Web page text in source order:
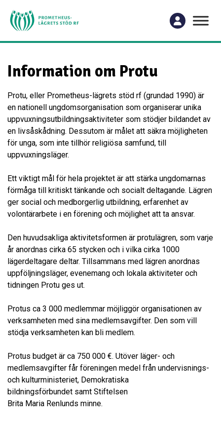
Information om Protu
Protu, eller Prometheus-lägrets stöd rf (grundad 1990) är
en nationell ungdomsorganisation som organiserar unika
uppvuxningsutbildningsaktiviteter som stödjer bildandet av
en livsåskådning. Dessutom är målet att säkra möjligheten
för unga, som inte tillhör religiösa samfund, till
uppvuxningsläger.
Ett viktigt mål för hela projektet är att stärka ungdomarnas
förmåga till kritiskt tänkande och socialt deltagande. Lägren
ger social och medborgerlig utbildning, erfarenhet av
volontärarbete i en förening och möjlighet att ta ansvar.
Den huvudsakliga aktivitetsformen är protulägren, som varje
år anordnas cirka 65 stycken och i vilka cirka 1000
lägerdeltagare deltar. Tillsammans med lägren anordnas
uppföljningsläger, evenemang och lokala aktiviteter och
tidningen Protu ges ut.
Protus ca 3 000 medlemmar möjliggör organisationen av
verksamheten med sina medlemsavgifter. Den som vill
stödja verksamheten kan bli medlem.
Protus budget är ca 750 000 €. Utöver läger- och
medlemsavgifter får föreningen medel från undervisnings-
och kulturministeriet, Demokratiska
bildningsförbundet samt Stiftelsen
Brita Maria Renlunds minne.